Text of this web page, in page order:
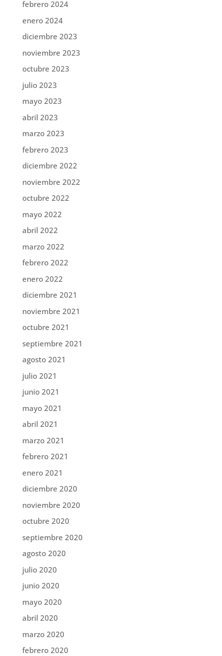
febrero 2024
enero 2024
diciembre 2023
noviembre 2023
octubre 2023
julio 2023
mayo 2023
abril 2023
marzo 2023
febrero 2023
diciembre 2022
noviembre 2022
octubre 2022
mayo 2022
abril 2022
marzo 2022
febrero 2022
enero 2022
diciembre 2021
noviembre 2021
octubre 2021
septiembre 2021
agosto 2021
julio 2021
junio 2021
mayo 2021
abril 2021
marzo 2021
febrero 2021
enero 2021
diciembre 2020
noviembre 2020
octubre 2020
septiembre 2020
agosto 2020
julio 2020
junio 2020
mayo 2020
abril 2020
marzo 2020
febrero 2020